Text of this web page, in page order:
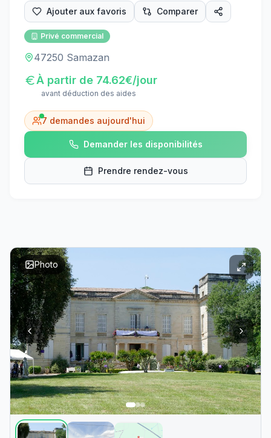
Ajouter aux favoris Comparer
Privé commercial
47250 Samazan
À partir de 74.62€/jour
avant déduction des aides
7 demandes aujourd'hui
Demander les disponibilités
Prendre rendez-vous
Photo